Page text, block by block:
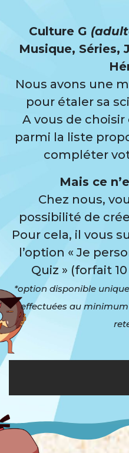
Culture G
Musique, Séries,
Nous avons une
pour étaler sa
A vous de
parmi la liste
compléter
Mais ce
Chez nous,
possibilité de
Pour cela, il vous
l’option « Je
Quiz » (forfait
*option disponible
effectuées au